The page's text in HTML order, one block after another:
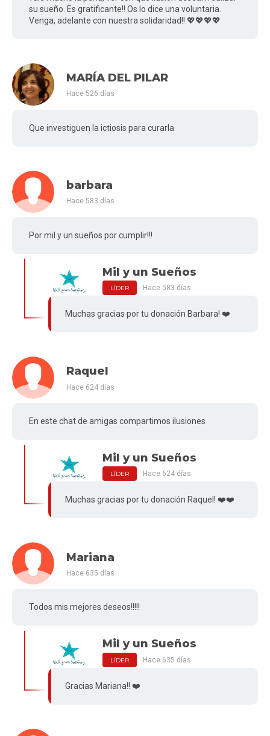
su sueño. Es gratificante!! Os lo dice una voluntaria.
Venga, adelante con nuestra solidaridad!! 💖💖💖💖
MARÍA DEL PILAR
Hace 526 días
Que investiguen la ictiosis para curarla
barbara
Hace 583 días
Por mil y un sueños por cumplir!!!
Mil y un Sueños
LÍDER Hace 583 días
Muchas gracias por tu donación Barbara! ❤️
Raquel
Hace 624 días
En este chat de amigas compartimos ilusiones
Mil y un Sueños
LÍDER Hace 624 días
Muchas gracias por tu donación Raquel! ❤️❤️
Mariana
Hace 635 días
Todos mis mejores deseos!!!!!
Mil y un Sueños
LÍDER Hace 635 días
Gracias Mariana!! ❤️